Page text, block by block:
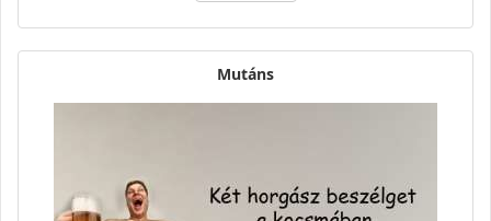
Mutáns